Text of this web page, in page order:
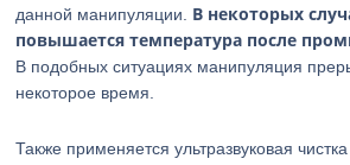
данной манипуляции. В некоторых
повышается температура после
В подобных ситуациях манипуляция
некоторое время.
Также применяется ультразвуковая